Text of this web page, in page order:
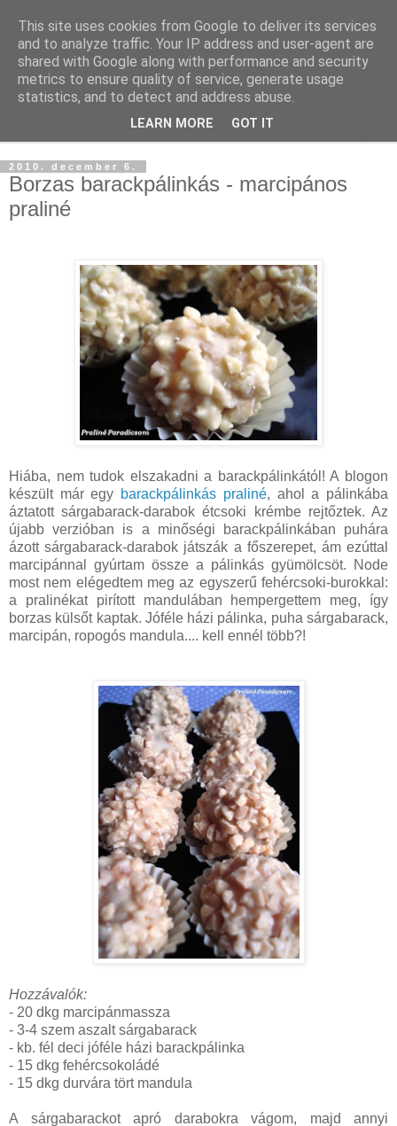
2010. december 6.
Borzas barackpálinkás - marcipános
praliné
Hiába, nem tudok elszakadni a barackpálinkától! A blogon
készült már egy barackpálinkás praliné, ahol a pálinkába
áztatott sárgabarack-darabok étcsoki krémbe rejtőztek. Az
újabb verzióban is a minőségi barackpálinkában puhára
ázott sárgabarack-darabok játszák a főszerepet, ám ezúttal
marcipánnal gyúrtam össze a pálinkás gyümölcsöt. Node
most nem elégedtem meg az egyszerű fehércsoki-burokkal:
a pralinékat pirított mandulában hempergettem meg, így
borzas külsőt kaptak. Jóféle házi pálinka, puha sárgabarack,
marcipán, ropogós mandula.... kell ennél több?!
Hozzávalók:
- 20 dkg marcipánmassza
- 3-4 szem aszalt sárgabarack
- kb. fél deci jóféle házi barackpálinka
- 15 dkg fehércsokoládé
- 15 dkg durvára tört mandula
A sárgabarackot apró darabokra vágom, majd annyi
This site uses cookies from Google to deliver its services
and to analyze traffic. Your IP address and user-agent are
shared with Google along with performance and security
metrics to ensure quality of service, generate usage
statistics, and to detect and address abuse.
LEARN MORE GOT IT